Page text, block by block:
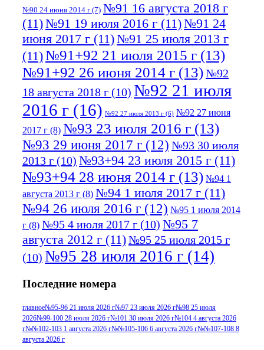
№90 24 июня 2014 г (7) №91 16 августа 2018 г
(11)№91 19 июля 2016 г (11)№91 24
июня 2017 г (11)№91 25 июля 2013 г
(11)№91+92 21 июля 2015 г (13)
№91+92 26 июня 2014 г (13)№92
18 августа 2018 г (10) №92 21 июля
2016 г (16) №92 27 июля 2013 г (6) №92 27 июня
2017 г (8) №93 23 июля 2016 г (13)
№93 29 июня 2017 г (12) №93 30 июля
2013 г (10) №93+94 23 июля 2015 г (11)
№93+94 28 июня 2014 г (13) №94 1
августа 2013 г (8) №94 1 июля 2017 г (11)
№94 26 июля 2016 г (12) №95 1 июля 2014
г (8) №95 4 июля 2017 г (10) №95 7
августа 2012 г (11)№95 25 июля 2015 г
(10) №95 28 июля 2016 г (14)
июля 2017 г(11)№96 9 августа 2012
г(13) №96 28 июля 2015 г(9) №96+97 3
июля 2014 г(10)№96+97 30 июля
2016 г(13)
Последние номера
главное№95-96 21 июля 2026 г№97 23 июля 2026 г№98 25 июля
2026№99-100 28 июля 2026 г№101 30 июля 2026 г№104 4 августа 2026
г№№102-103 1 августа 2026 г№№105-106 6 августа 2026 г№№107-108 8
августа 2026 г